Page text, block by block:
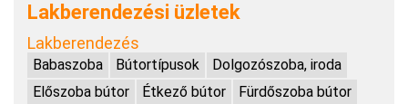
Lakberendezési üzletek
Lakberendezés
Babaszoba Bútortípusok
Dolgozószoba, iroda
Előszoba bútor
Étkező bútor
Fürdőszoba bútor